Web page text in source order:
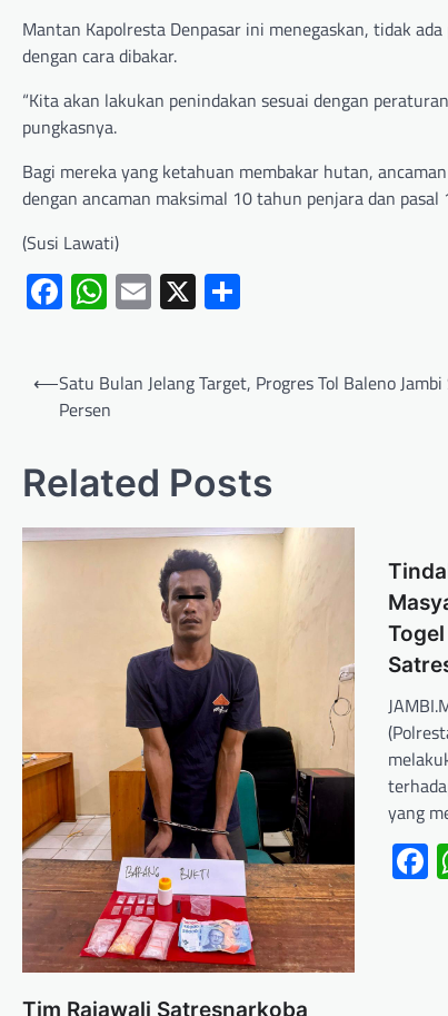
Mantan Kapolresta Denpasar ini menegaskan, tidak
dengan cara dibakar.
“Kita akan lakukan penindakan sesuai dengan
pungkasnya.
Bagi mereka yang ketahuan membakar hutan,
dengan ancaman maksimal 10 tahun penjara dan
(Susi Lawati)
Facebook
WhatsApp
Email
X
⟵Satu Bulan Jelang Target, Progres Tol Baleno
Persen
Related Posts
Tim Rajawali Satresnarkoba
yang